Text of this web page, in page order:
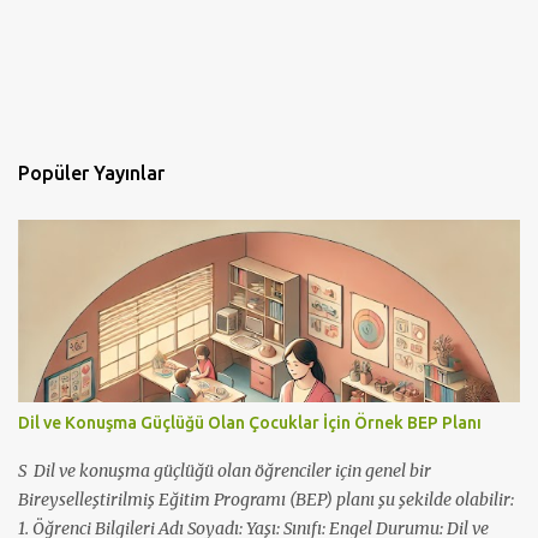
Popüler Yayınlar
Dil ve Konuşma Güçlüğü Olan Çocuklar İçin Örnek BEP Planı
S Dil ve konuşma güçlüğü olan öğrenciler için genel bir
Bireyselleştirilmiş Eğitim Programı (BEP) planı şu şekilde olabilir:
1. Öğrenci Bilgileri Adı Soyadı: Yaşı: Sınıfı: Engel Durumu: Dil ve